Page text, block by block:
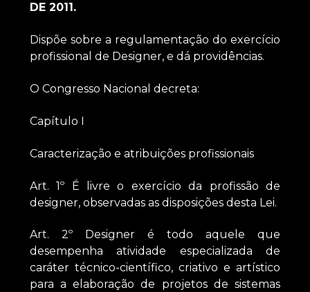
DE 2011.
Dispõe sobre a regulamentação do exercício
profissional de Designer, e dá providências.
O Congresso Nacional decreta:
Capítulo I
Caracterização e atribuições profissionais
Art. 1º É livre o exercício da profissão de
designer, observadas as disposições desta Lei.
Art. 2º Designer é todo aquele que
desempenha atividade especializada de
caráter técnico-científico, criativo e artístico
para a elaboração de projetos de sistemas